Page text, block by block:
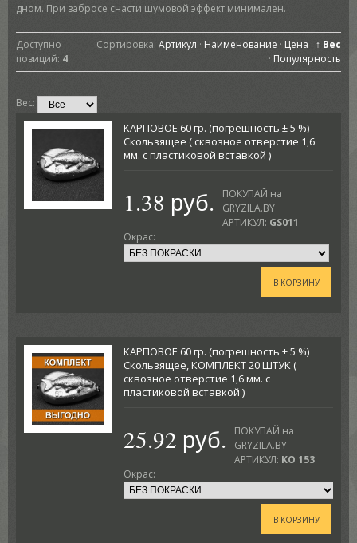
дном. При забросе снасти шумовой эффект минимален.
Доступно
позиций: 4
Сортировка: Артикул · Наименование · Цена · ↑ Вес
· Популярность
Вес:
КАРПОВОЕ 60 гр. (погрешность ± 5 %)
Скользящее ( сквозное отверстие 1,6
мм. с пластиковой вставкой )
1.38 руб.
ПОКУПАЙ на
GRYZILA.BY
АРТИКУЛ: GS011
Окрас:
В КОРЗИНУ
КАРПОВОЕ 60 гр. (погрешность ± 5 %)
Скользящее, КОМПЛЕКТ 20 ШТУК (
сквозное отверстие 1,6 мм. с
пластиковой вставкой )
25.92 руб.
ПОКУПАЙ на
GRYZILA.BY
АРТИКУЛ: KO 153
Окрас:
В КОРЗИНУ